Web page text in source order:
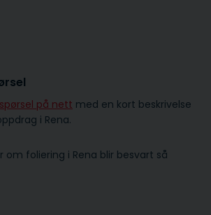
på nett med en kort beskrivelse
i Rena.
om foliering i Rena blir besvart så